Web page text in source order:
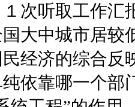
次听取工作汇
国大中城市居较
经济的综合反
依靠哪一个部